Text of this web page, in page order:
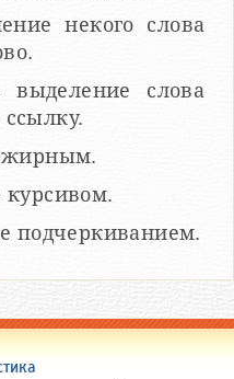
некого слова
выделение слова
жирным.
курсивом.
подчеркиванием.